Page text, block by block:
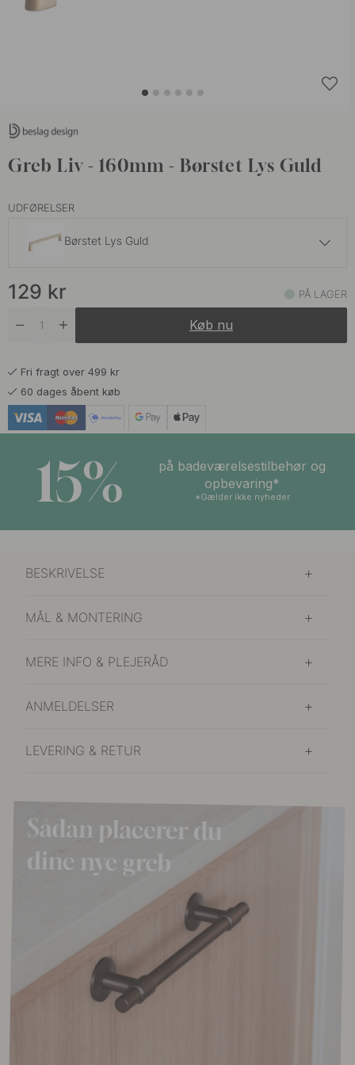
Greb Liv - 160mm - Børstet Lys Guld
UDFØRELSER
Børstet Lys Guld
Børstet Bronze På lager
På lager
129 kr PÅ LAGER
Køb nu
Fri fragt over 499 kr
60 dages åbent køb
15%
på badeværelsestilbehør og
opbevaring*
*Gælder ikke nyheder
BESKRIVELSE
MÅL & MONTERING
MERE INFO & PLEJERÅD
ANMELDELSER
LEVERING & RETUR